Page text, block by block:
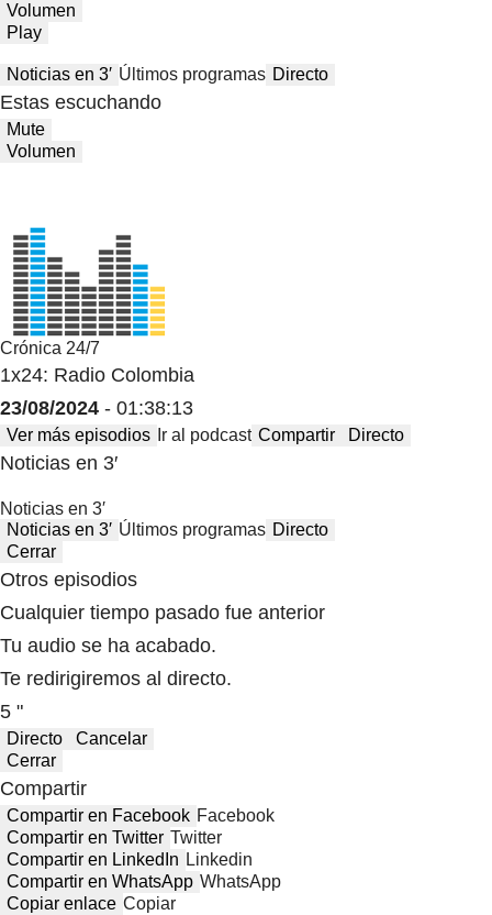
Volumen
Play
Noticias en 3′ Últimos programas Directo
Estas escuchando
Mute
Volumen
Crónica 24/7
1x24: Radio Colombia
23/08/2024 - 01:38:13
Ver más episodios Ir al podcast Compartir Directo
Noticias en 3′
Noticias en 3′
Noticias en 3′ Últimos programas Directo
Cerrar
Otros episodios
Cualquier tiempo pasado fue anterior
Tu audio se ha acabado.
Te redirigiremos al directo.
5 "
Directo
Cancelar
Cerrar
Compartir
Compartir en Facebook Facebook
Compartir en Twitter Twitter
Compartir en LinkedIn Linkedin
Compartir en WhatsApp WhatsApp
Copiar enlace Copiar